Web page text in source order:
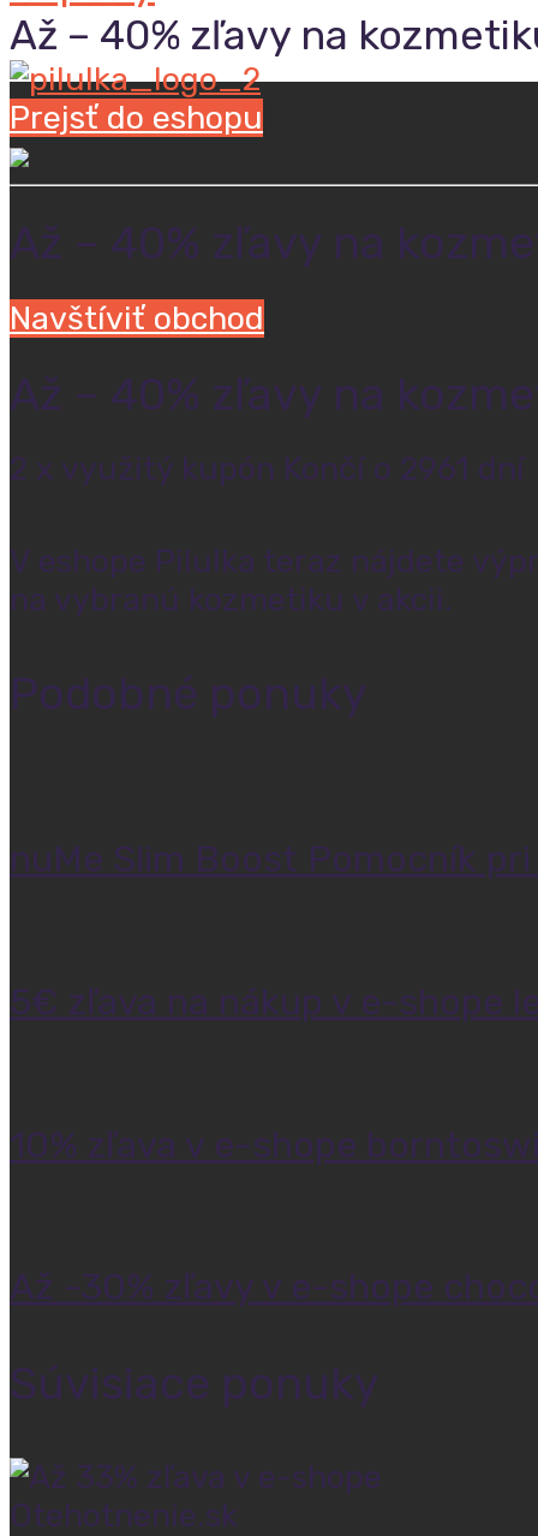
Až – 40% zľavy na
Prejsť do eshopu
Až – 40% zľavy na
Navštíviť obchod
Až – 40% zľavy na
2 x využitý kupón Končí o 2961 dní
V eshope Pilulka teraz nájdete
na vybranú kozmetiku v akcii.
Podobné ponuky
nuMe Slim Boost Pomocník
5€ zľava na nákup v e-shope
10% zľava v e-shope
Až -30% zľavy v e-shope
Súvisiace ponuky